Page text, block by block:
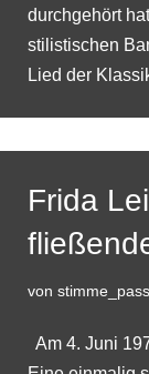
durchgehört
stilistischen
Lied der
Frida
von
Am 4. Juni